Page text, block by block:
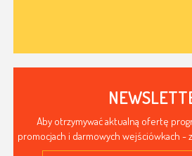
Aby otrzymywać aktualną ofertę
promocjach i darmowych wejściówkach -